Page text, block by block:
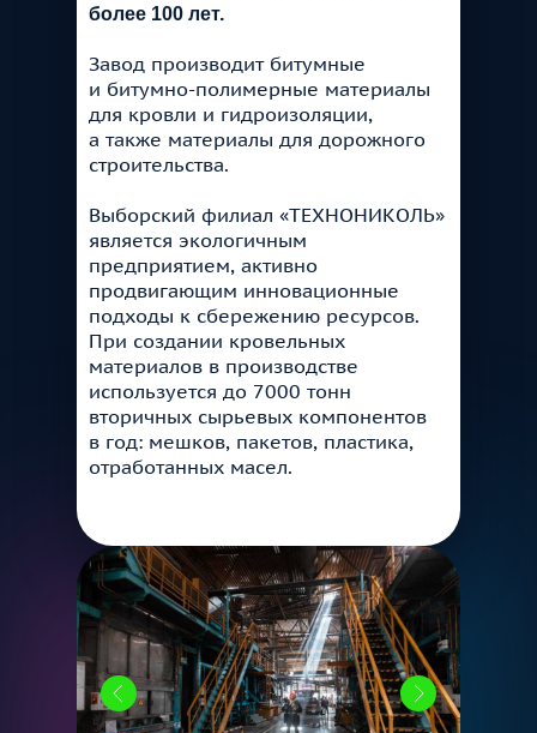
более 100 лет.
Завод производит битумные
и битумно-полимерные материалы
для кровли и гидроизоляции,
а также материалы для дорожного
строительства.
Выборский филиал «ТЕХНОНИКОЛЬ»
является экологичным
предприятием, активно
продвигающим инновационные
подходы к сбережению ресурсов.
При создании кровельных
материалов в производстве
используется до 7000 тонн
вторичных сырьевых компонентов
в год: мешков, пакетов, пластика,
отработанных масел.